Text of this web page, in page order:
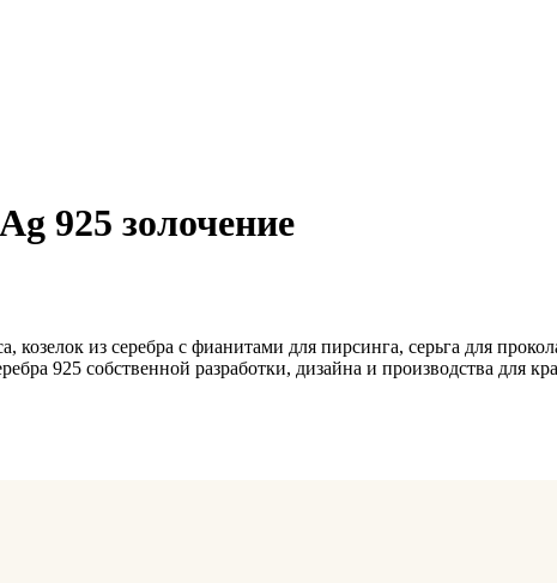
925 золочение
козелок из серебра с фианитами для пирсинга, серьга для
925 собственной разработки, дизайна и производства для